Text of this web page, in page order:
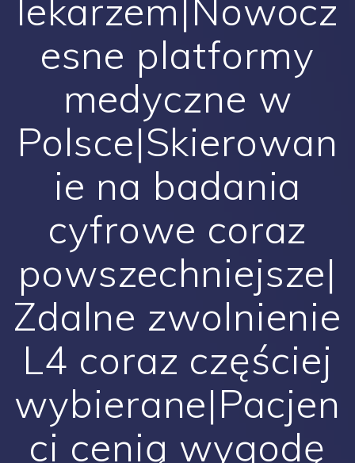
lekarzem|Nowocz
esne platformy
medyczne w
Polsce|Skierowan
ie na badania
cyfrowe coraz
powszechniejsze|
Zdalne zwolnienie
L4 coraz częściej
wybierane|Pacjen
ci cenią wygodę